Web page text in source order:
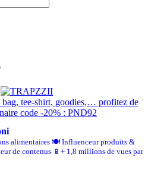
bag, tee-shirt, goodies,… profitez de
code -20% : PND92
alimentaires🍽️ Influenceur produits &
de contenus 📱+ 1,8 millions de vues par